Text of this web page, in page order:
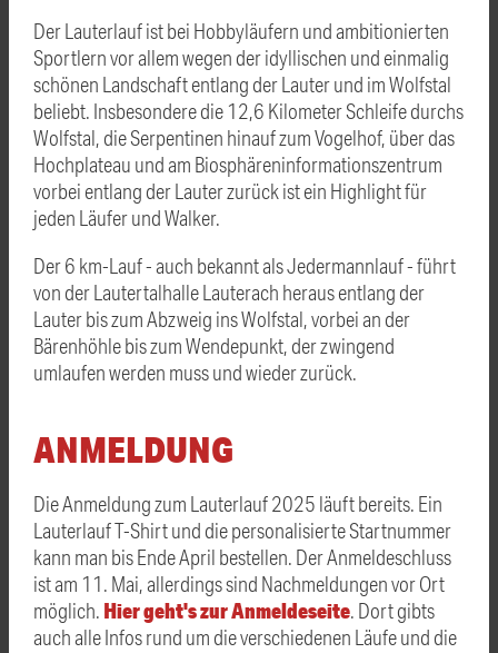
Der Lauterlauf ist bei Hobbyläufern und ambitionierten
Sportlern vor allem wegen der idyllischen und einmalig
schönen Landschaft entlang der Lauter und im Wolfstal
beliebt. Insbesondere die 12,6 Kilometer Schleife durchs
Wolfstal, die Serpentinen hinauf zum Vogelhof, über das
Hochplateau und am Biosphäreninformationszentrum
vorbei entlang der Lauter zurück ist ein Highlight für
jeden Läufer und Walker.
Der 6 km-Lauf - auch bekannt als Jedermannlauf - führt
von der Lautertalhalle Lauterach heraus entlang der
Lauter bis zum Abzweig ins Wolfstal, vorbei an der
Bärenhöhle bis zum Wendepunkt, der zwingend
umlaufen werden muss und wieder zurück.
ANMELDUNG
Die Anmeldung zum Lauterlauf 2025 läuft bereits. Ein
Lauterlauf T-Shirt und die personalisierte Startnummer
kann man bis Ende April bestellen. Der Anmeldeschluss
ist am 11. Mai, allerdings sind Nachmeldungen vor Ort
möglich. Hier geht's zur Anmeldeseite. Dort gibts
auch alle Infos rund um die verschiedenen Läufe und die